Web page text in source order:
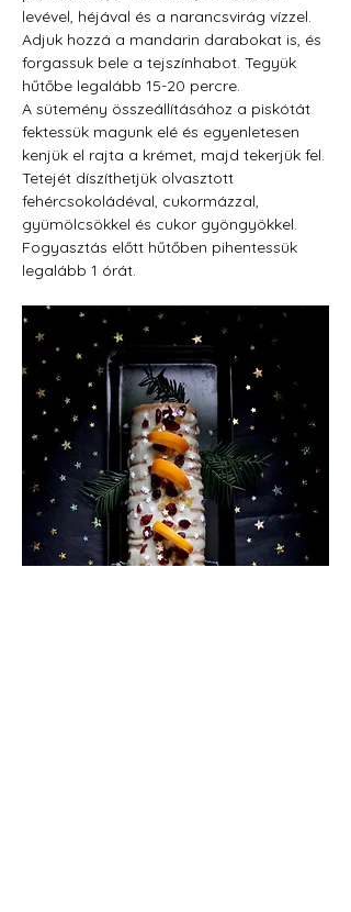
levével, héjával és a narancsvirág vízzel.
Adjuk hozzá a mandarin darabokat is, és
forgassuk bele a tejszínhabot. Tegyük
hűtőbe legalább 15-20 percre.
A sütemény összeállításához a piskótát
fektessük magunk elé és egyenletesen
kenjük el rajta a krémet, majd tekerjük fel.
Tetejét díszíthetjük olvasztott
fehércsokoládéval, cukormázzal,
gyümölcsökkel és cukor gyöngyökkel.
Fogyasztás előtt hűtőben pihentessük
legalább 1 órát.